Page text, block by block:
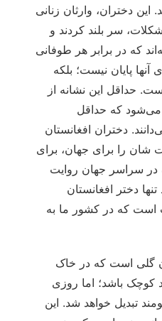
دختران، وارثان زنانی
سر بلند کردند و
که در برابر هر طوفانی
پایان نیست؛ بلکه
حداقل این نشانه از
می‌شود که حداقل
دختران افغانستان
شان را برای جهان، برای
در سراسر جهان روایت
دختر افغانستان
است که در کشور ما به
گلی است که در خاک
باشد؛ اما روزی
تبدیل خواهد شد. این